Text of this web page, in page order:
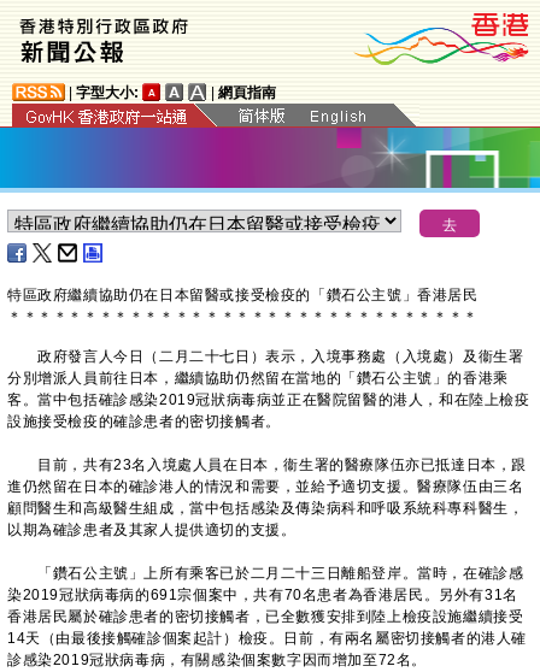
字型大小: 網頁指南
特區政府繼續協助仍在日本留醫或接受檢疫的「鑽石公主號」香港居民
＊ ＊ ＊ ＊ ＊ ＊ ＊ ＊ ＊ ＊ ＊ ＊ ＊ ＊ ＊ ＊ ＊ ＊ ＊ ＊ ＊ ＊ ＊ ＊ ＊ ＊ ＊ ＊ ＊ ＊ ＊
政府發言人今日（二月二十七日）表示，入境事務處（入境處）及衞生署
分別增派人員前往日本，繼續協助仍然留在當地的「鑽石公主號」的香港乘
客。當中包括確診感染2019冠狀病毒病並正在醫院留醫的港人，和在陸上檢疫
設施接受檢疫的確診患者的密切接觸者。
目前，共有23名入境處人員在日本，衞生署的醫療隊伍亦已抵達日本，跟
進仍然留在日本的確診港人的情況和需要，並給予適切支援。醫療隊伍由三名
顧問醫生和高級醫生組成，當中包括感染及傳染病科和呼吸系統科專科醫生，
以期為確診患者及其家人提供適切的支援。
「鑽石公主號」上所有乘客已於二月二十三日離船登岸。當時，在確診感
染2019冠狀病毒病的691宗個案中，共有70名患者為香港居民。另外有31名
香港居民屬於確診患者的密切接觸者，已全數獲安排到陸上檢疫設施繼續接受
14天（由最後接觸確診個案起計）檢疫。日前，有兩名屬密切接觸者的港人確
診感染2019冠狀病毒病，有關感染個案數字因而增加至72名。